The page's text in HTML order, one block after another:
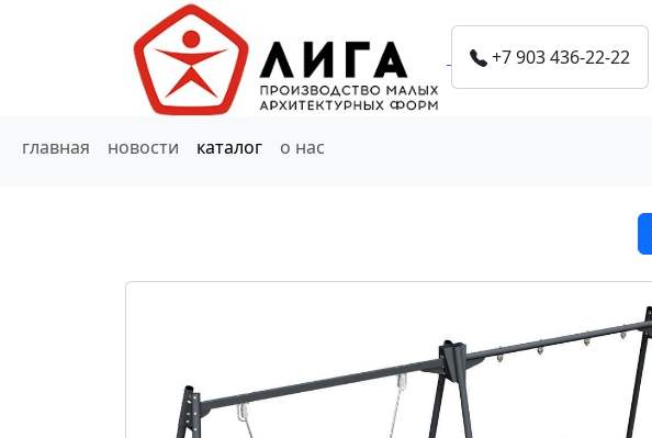
+7 903 436-22-22
главная новости каталог о нас